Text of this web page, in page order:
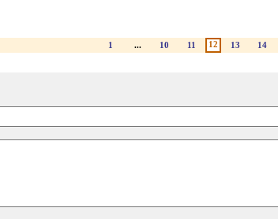
1 ... 10 11 12 13 14